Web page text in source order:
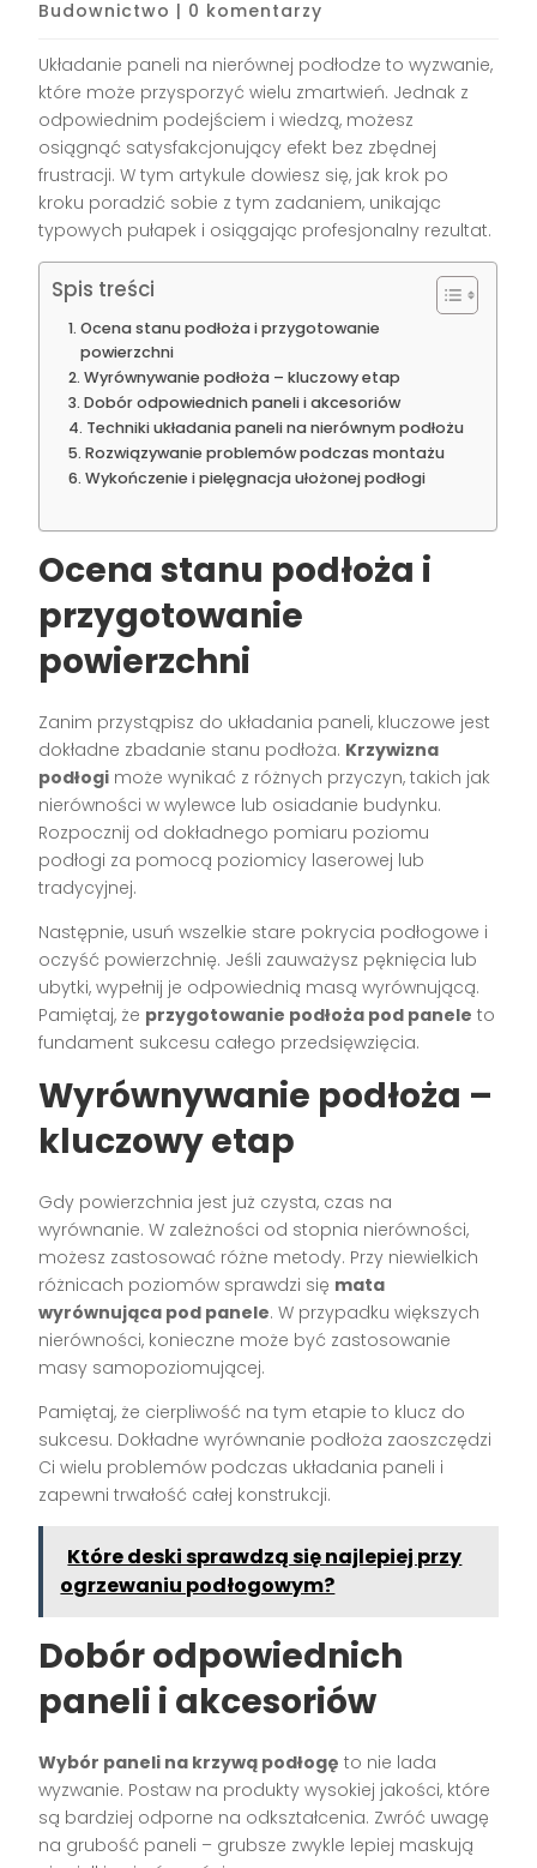
Budownictwo | 0 komentarzy
Układanie paneli na nierównej podłodze to wyzwanie,
które może przysporzyć wielu zmartwień. Jednak z
odpowiednim podejściem i wiedzą, możesz
osiągnąć satysfakcjonujący efekt bez zbędnej
frustracji. W tym artykule dowiesz się, jak krok po
kroku poradzić sobie z tym zadaniem, unikając
typowych pułapek i osiągając profesjonalny rezultat.
Spis treści
Ocena stanu podłoża i przygotowanie
powierzchni
Wyrównywanie podłoża – kluczowy etap
Dobór odpowiednich paneli i akcesoriów
Techniki układania paneli na nierównym podłożu
Rozwiązywanie problemów podczas montażu
Wykończenie i pielęgnacja ułożonej podłogi
Ocena stanu podłoża i
przygotowanie
powierzchni
Zanim przystąpisz do układania paneli, kluczowe jest
dokładne zbadanie stanu podłoża. Krzywizna
podłogi może wynikać z różnych przyczyn, takich jak
nierówności w wylewce lub osiadanie budynku.
Rozpocznij od dokładnego pomiaru poziomu
podłogi za pomocą poziomicy laserowej lub
tradycyjnej.
Następnie, usuń wszelkie stare pokrycia podłogowe i
oczyść powierzchnię. Jeśli zauważysz pęknięcia lub
ubytki, wypełnij je odpowiednią masą wyrównującą.
Pamiętaj, że przygotowanie podłoża pod panele to
fundament sukcesu całego przedsięwzięcia.
Wyrównywanie podłoża –
kluczowy etap
Gdy powierzchnia jest już czysta, czas na
wyrównanie. W zależności od stopnia nierówności,
możesz zastosować różne metody. Przy niewielkich
różnicach poziomów sprawdzi się mata
wyrównująca pod panele. W przypadku większych
nierówności, konieczne może być zastosowanie
masy samopoziomującej.
Pamiętaj, że cierpliwość na tym etapie to klucz do
sukcesu. Dokładne wyrównanie podłoża zaoszczędzi
Ci wielu problemów podczas układania paneli i
zapewni trwałość całej konstrukcji.
Które deski sprawdzą się najlepiej przy
ogrzewaniu podłogowym?
Dobór odpowiednich
paneli i akcesoriów
Wybór paneli na krzywą podłogę to nie lada
wyzwanie. Postaw na produkty wysokiej jakości, które
są bardziej odporne na odkształcenia. Zwróć uwagę
na grubość paneli – grubsze zwykle lepiej maskują